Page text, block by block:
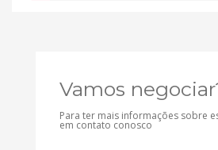
Vamos
Para ter mais informações sobre
em contato conosco